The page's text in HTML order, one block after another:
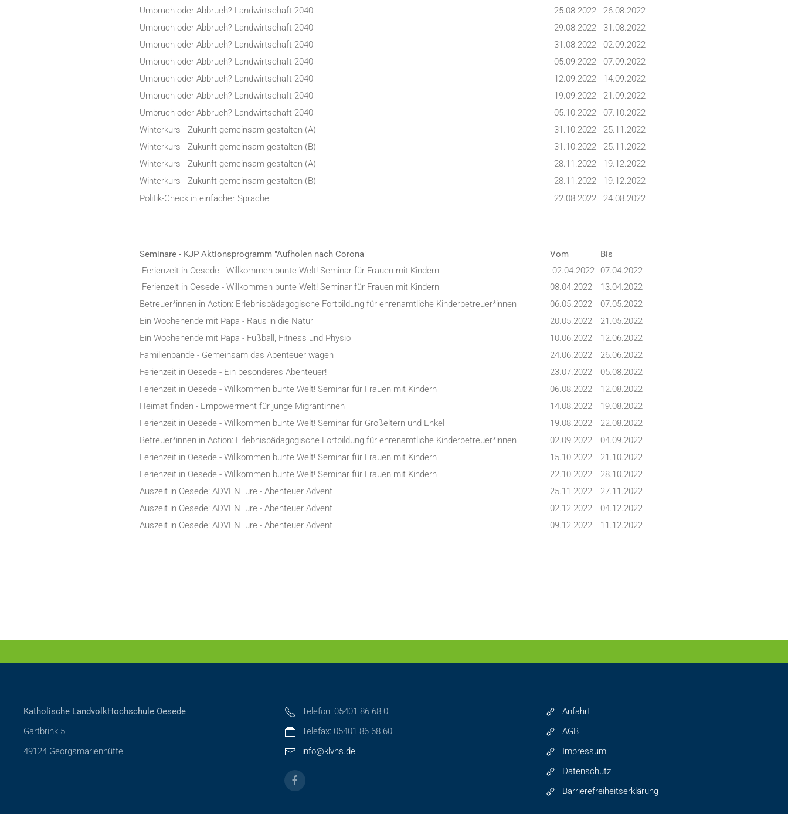
Umbruch oder Abbruch? Landwirtschaft 2040
25.08.2022
26.08.2022
Umbruch oder Abbruch? Landwirtschaft 2040
29.08.2022
31.08.2022
Umbruch oder Abbruch? Landwirtschaft 2040
31.08.2022
02.09.2022
Umbruch oder Abbruch? Landwirtschaft 2040
05.09.2022
07.09.2022
Umbruch oder Abbruch? Landwirtschaft 2040
12.09.2022
14.09.2022
Umbruch oder Abbruch? Landwirtschaft 2040
19.09.2022
21.09.2022
Umbruch oder Abbruch? Landwirtschaft 2040
05.10.2022
07.10.2022
Winterkurs - Zukunft gemeinsam gestalten (A)
31.10.2022
25.11.2022
Winterkurs - Zukunft gemeinsam gestalten (B)
31.10.2022
25.11.2022
Winterkurs - Zukunft gemeinsam gestalten (A)
28.11.2022
19.12.2022
Winterkurs - Zukunft gemeinsam gestalten (B)
28.11.2022
19.12.2022
Politik-Check in einfacher Sprache
22.08.2022 24.08.2022
Seminare - KJP Aktionsprogramm "Aufholen nach Corona" Vom
Bis
Ferienzeit in Oesede - Willkommen bunte Welt! Seminar für Frauen mit Kindern
02.04.2022
07.04.2022
Ferienzeit in Oesede - Willkommen bunte Welt! Seminar für Frauen mit Kindern
08.04.2022
13.04.2022
Betreuer*innen in Action: Erlebnispädagogische Fortbildung für ehrenamtliche Kinderbetreuer*innen
06.05.2022
07.05.2022
Ein Wochenende mit Papa - Raus in die Natur
20.05.2022
21.05.2022
Ein Wochenende mit Papa - Fußball, Fitness und Physio
10.06.2022
12.06.2022
Familienbande - Gemeinsam das Abenteuer wagen
24.06.2022
26.06.2022
Ferienzeit in Oesede - Ein besonderes Abenteuer!
23.07.2022
05.08.2022
Ferienzeit in Oesede - Willkommen bunte Welt! Seminar für Frauen mit Kindern
06.08.2022
12.08.2022
Heimat finden - Empowerment für junge Migrantinnen
14.08.2022
19.08.2022
Ferienzeit in Oesede - Willkommen bunte Welt! Seminar für Großeltern und Enkel
19.08.2022
22.08.2022
Betreuer*innen in Action: Erlebnispädagogische Fortbildung für ehrenamtliche Kinderbetreuer*innen
02.09.2022
04.09.2022
Ferienzeit in Oesede - Willkommen bunte Welt! Seminar für Frauen mit Kindern
15.10.2022
21.10.2022
Ferienzeit in Oesede - Willkommen bunte Welt! Seminar für Frauen mit Kindern
22.10.2022
28.10.2022
Auszeit in Oesede: ADVENTure - Abenteuer Advent
25.11.2022
27.11.2022
Auszeit in Oesede: ADVENTure - Abenteuer Advent
02.12.2022
04.12.2022
Auszeit in Oesede: ADVENTure - Abenteuer Advent
09.12.2022 11.12.2022
Katholische LandvolkHochschule Oesede
Gartbrink 5
49124 Georgsmarienhütte
Telefon: 05401 86 68 0
Telefax: 05401 86 68 60
info@klvhs.de
Anfahrt
AGB
Impressum
Datenschutz
Barrierefreiheitserklärung